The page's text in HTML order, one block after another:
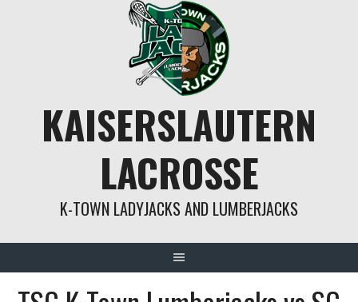
KAISERSLAUTERN
LACROSSE
K-TOWN LADYJACKS AND LUMBERJACKS